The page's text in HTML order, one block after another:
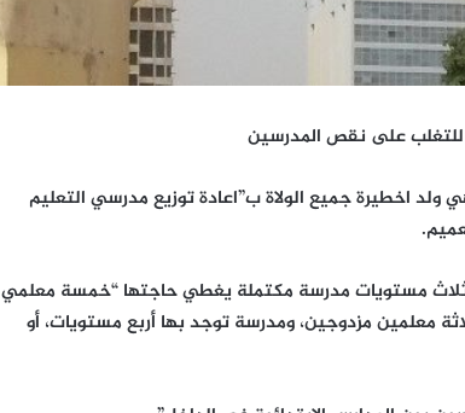
للتغلب على نقص المدرسين
ولد اخطيرة جميع الولاة ب”اعادة توزيع مدرسي التعليم
ثلاث مستويات مدرسة مكتملة يغطي حاجتها “خمسة معلمي
معلمين مزدوجين، ومدرسة توجد بها أربع مستويات، أو